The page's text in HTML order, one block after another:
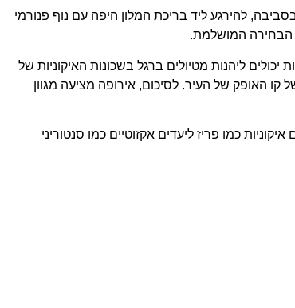
להירגע ליד בריכת המלון היפה עם נוף פנורמי
ליהנות מטיולים ברגל בשכונות האיקוניות של
קו האופק של העיר. לסיכום, אירופה מציעה מגוון
כמו פריז ליעדים אקזוטיים כמו סנטוריני